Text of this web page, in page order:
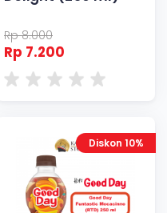
Rp 8.000
Rp 7.200
Diskon 10%